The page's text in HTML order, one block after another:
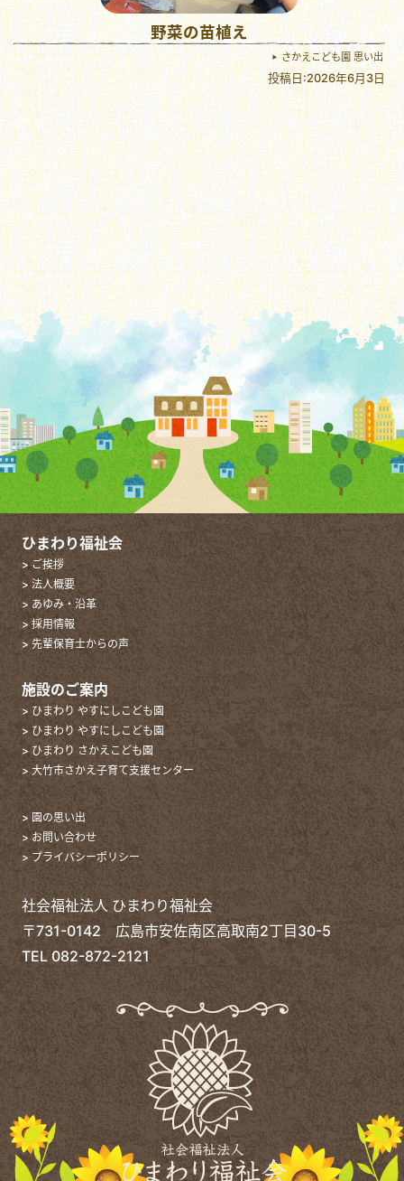
野菜の苗植え
さかえこども園 思い出
投稿日:2026年6月3日
ひまわり福祉会
> ご挨拶
> 法人概要
> あゆみ・沿革
> 採用情報
> 先輩保育士からの声
施設のご案内
> ひまわり やすにしこども園
> ひまわり やすにしこども園
> ひまわり さかえこども園
> 大竹市さかえ子育て支援センター
> 園の思い出
> お問い合わせ
> プライバシーポリシー
社会福祉法人 ひまわり福祉会
〒731-0142 広島市安佐南区高取南2丁目30-5
TEL 082-872-2121